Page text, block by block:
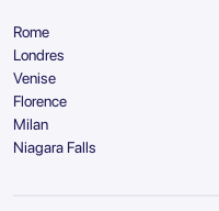
Rome
Londres
Venise
Florence
Milan
Niagara Falls